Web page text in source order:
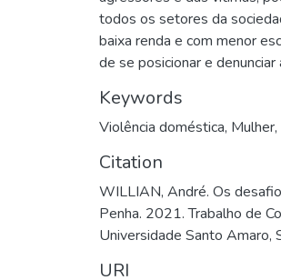
todos os setores da
baixa renda e com menor
de se posicionar e
Keywords
Violência doméstica, Mulher,
Citation
WILLIAN, André. Os
Penha. 2021. Trabalho de
Universidade Santo Amaro,
URI